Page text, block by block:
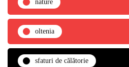
nature
oltenia
sfaturi de călătorie